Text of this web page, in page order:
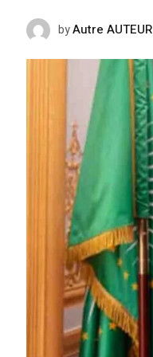
byAutre AUTEUR